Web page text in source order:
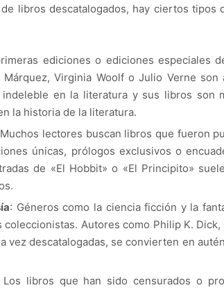
libros descatalogados, hay ciertos tipos
ediciones o ediciones especiales
Virginia Woolf o Julio Verne son
en la literatura y sus libros son
la historia de la literatura.
lectores buscan libros que fueron
únicas, prólogos exclusivos o
de «El Hobbit» o «El Principito»
: Géneros como la ciencia ficción y la
Autores como Philip K. Dick,
vez descatalogadas, se convierten en
Los libros que han sido censurados o